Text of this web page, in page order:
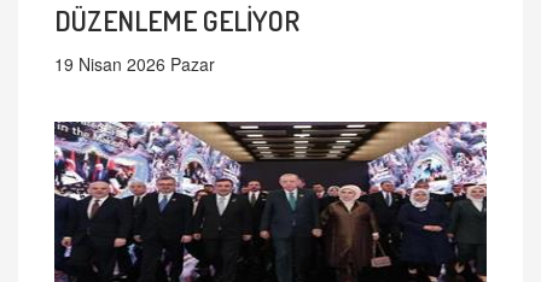
DÜZENLEME GELİYOR
19 Nisan 2026 Pazar